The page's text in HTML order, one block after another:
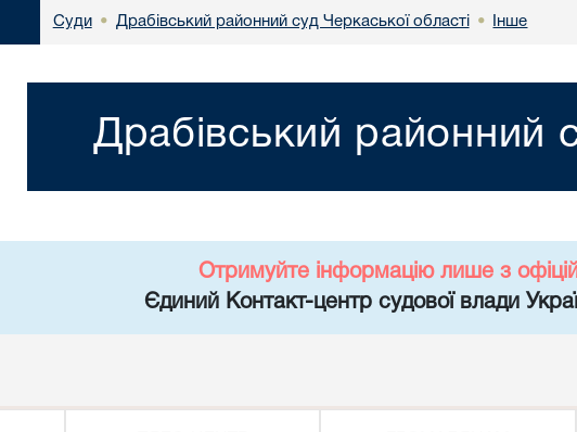
Суди • Драбівський районний суд Черкаської області • Інше
Драбівський районний
Отримуйте інформацію лише з
Єдиний Контакт-центр судової влади